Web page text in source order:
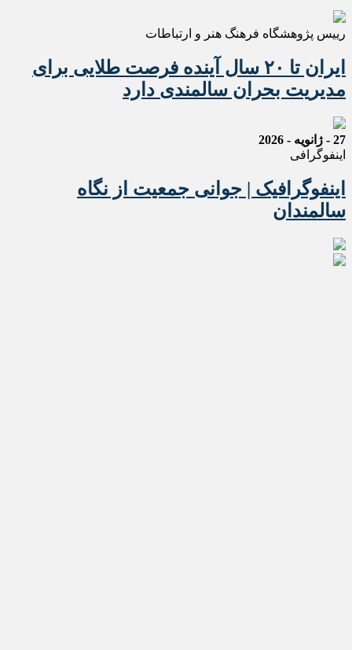
رییس پژوهشگاه فرهنگ هنر و ارتباطات
ایران تا ۲۰ سال آینده فرصت طلایی برای
مدیریت بحران سالمندی دارد
27 - ژانویه - 2026
اینفوگرافی
اینفوگرافیک | جوانی جمعیت از نگاه
سالمندان